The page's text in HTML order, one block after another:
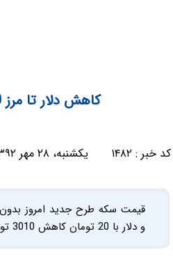
کاهش دلار تا مرز 3000 تومان
کد خبر : ۱۴۸۲ یکشنبه، ۲۸ مهر ۱۳۹۲ - ۱۵:۰۴:۲۳
و دلار با 20 تومان کاهش 3010 تومان به فروش رسید.